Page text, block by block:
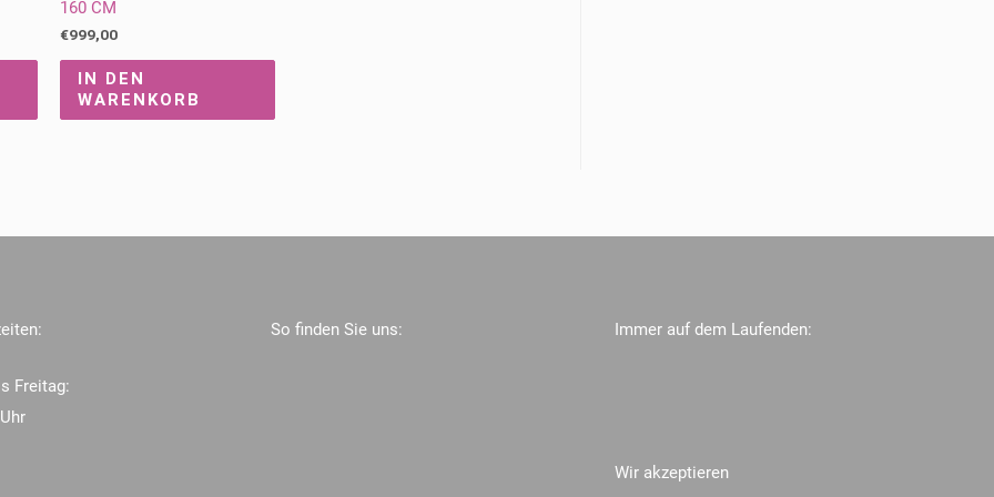
160 CM
€999,00
IN DEN
WARENKORB
Freitag:
So finden Sie uns: Immer auf dem Laufenden:
Wir akzeptieren